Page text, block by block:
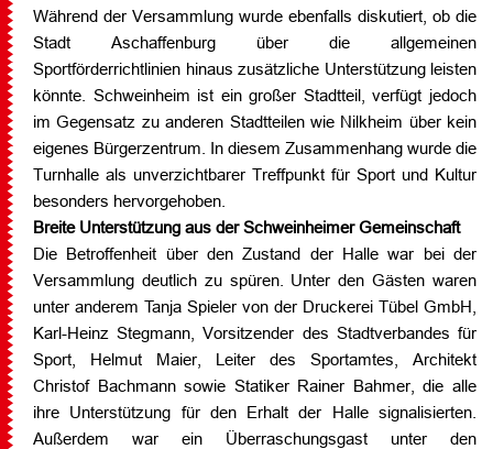
Während der Versammlung wurde ebenfalls diskutiert, ob die
Stadt Aschaffenburg über die allgemeinen
Sportförderrichtlinien hinaus zusätzliche Unterstützung leisten
könnte. Schweinheim ist ein großer Stadtteil, verfügt jedoch
im Gegensatz zu anderen Stadtteilen wie Nilkheim über kein
eigenes Bürgerzentrum. In diesem Zusammenhang wurde die
Turnhalle als unverzichtbarer Treffpunkt für Sport und Kultur
besonders hervorgehoben.
Breite Unterstützung aus der Schweinheimer Gemeinschaft
Die Betroffenheit über den Zustand der Halle war bei der
Versammlung deutlich zu spüren. Unter den Gästen waren
unter anderem Tanja Spieler von der Druckerei Tübel GmbH,
Karl-Heinz Stegmann, Vorsitzender des Stadtverbandes für
Sport, Helmut Maier, Leiter des Sportamtes, Architekt
Christof Bachmann sowie Statiker Rainer Bahmer, die alle
ihre Unterstützung für den Erhalt der Halle signalisierten.
Außerdem war ein Überraschungsgast unter den